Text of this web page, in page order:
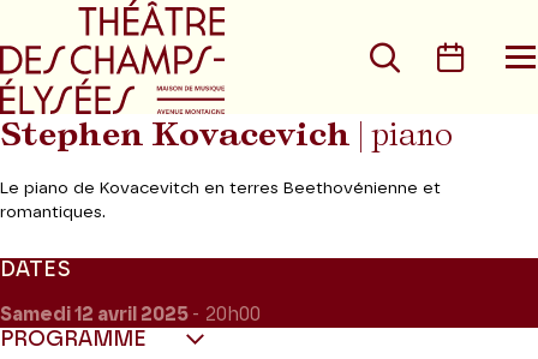
Aller au menu principal
Rechercher
Stephen Kovacevich | piano
Le piano de Kovacevitch en terres Beethovénienne et
romantiques.
DATES
Samedi 12 avril 2025 - 20h00
PROGRAMME